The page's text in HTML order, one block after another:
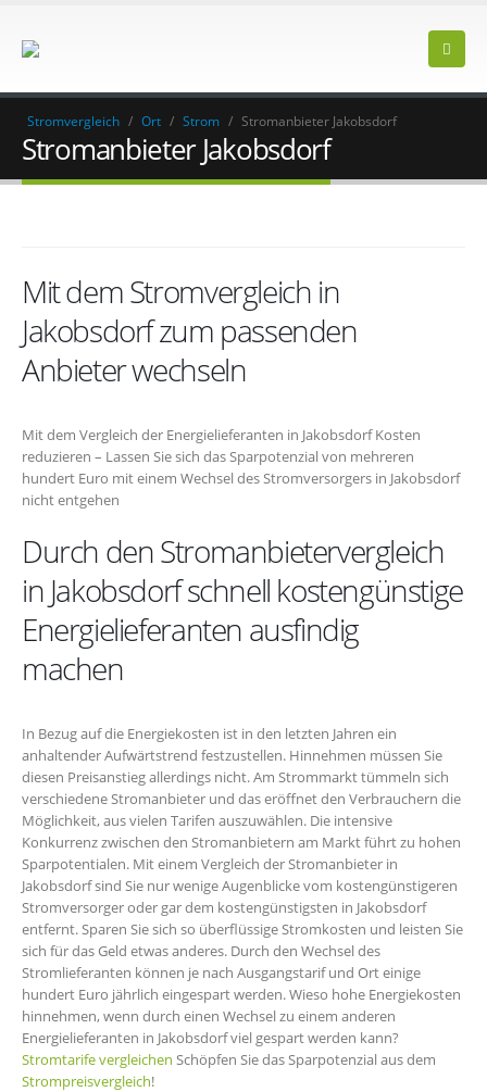
Stromvergleich / Ort / Strom / Stromanbieter Jakobsdorf
Stromanbieter Jakobsdorf
Mit dem Stromvergleich in
Jakobsdorf zum passenden
Anbieter wechseln
Mit dem Vergleich der Energielieferanten in Jakobsdorf Kosten
reduzieren – Lassen Sie sich das Sparpotenzial von mehreren
hundert Euro mit einem Wechsel des Stromversorgers in Jakobsdorf
nicht entgehen
Durch den Stromanbietervergleich
in Jakobsdorf schnell kostengünstige
Energielieferanten ausfindig
machen
In Bezug auf die Energiekosten ist in den letzten Jahren ein
anhaltender Aufwärtstrend festzustellen. Hinnehmen müssen Sie
diesen Preisanstieg allerdings nicht. Am Strommarkt tümmeln sich
verschiedene Stromanbieter und das eröffnet den Verbrauchern die
Möglichkeit, aus vielen Tarifen auszuwählen. Die intensive
Konkurrenz zwischen den Stromanbietern am Markt führt zu hohen
Sparpotentialen. Mit einem Vergleich der Stromanbieter in
Jakobsdorf sind Sie nur wenige Augenblicke vom kostengünstigeren
Stromversorger oder gar dem kostengünstigsten in Jakobsdorf
entfernt. Sparen Sie sich so überflüssige Stromkosten und leisten Sie
sich für das Geld etwas anderes. Durch den Wechsel des
Stromlieferanten können je nach Ausgangstarif und Ort einige
hundert Euro jährlich eingespart werden. Wieso hohe Energiekosten
hinnehmen, wenn durch einen Wechsel zu einem anderen
Energielieferanten in Jakobsdorf viel gespart werden kann?
Stromtarife vergleichen Schöpfen Sie das Sparpotenzial aus dem
Strompreisvergleich!